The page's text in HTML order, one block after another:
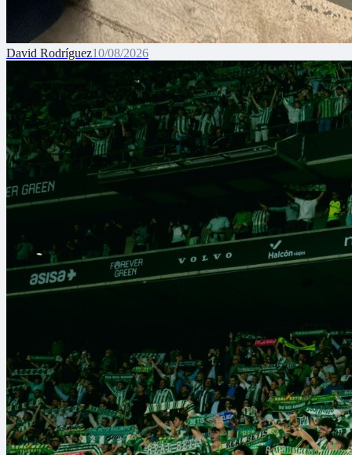
David Rodríguez10/08/2026